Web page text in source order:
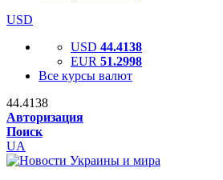
USD
USD 44.4138
EUR 51.2998
Все курсы валют
44.4138
Авторизация
Поиск
UA